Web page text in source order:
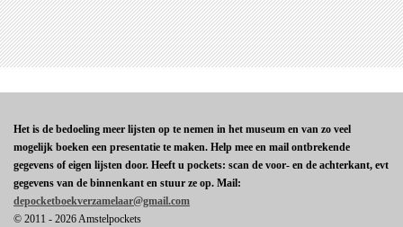
Het is de bedoeling meer lijsten op te nemen in het museum en van zo veel
mogelijk boeken een presentatie te maken. Help mee en mail ontbrekende
gegevens of eigen lijsten door. Heeft u pockets: scan de voor- en de achterkant, evt
gegevens van de binnenkant en stuur ze op. Mail:
depocketboekverzamelaar@gmail.com
© 2011 - 2026 Amstelpockets